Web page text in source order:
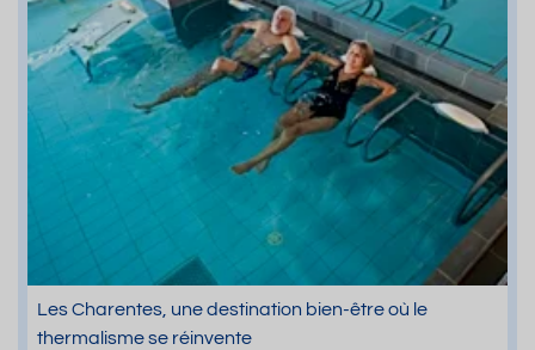
Les Charentes, une destination bien-être où le
thermalisme se réinvente